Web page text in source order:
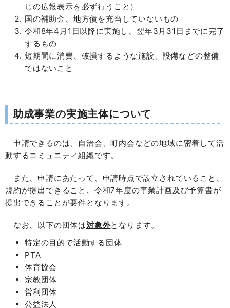
じの広報表示を必ず行うこと）
国の補助金、地方債を充当していないもの
令和8年4月1日以降に実施し、翌年3月31日までに完了
するもの
短期間に消費、破損するような施設、設備などの整備
ではないこと
助成事業の実施主体について
申請できるのは、自治会、町内会などの地域に密着して活
動するコミュニティ組織です。
また、申請にあたって、申請時点で設立されていること、
規約が提出できること、令和7年度の事業計画及び予算書が
提出できることが要件となります。
なお、以下の団体は対象外となります。
特定の目的で活動する団体
PTA
体育協会
宗教団体
営利団体
公益法人